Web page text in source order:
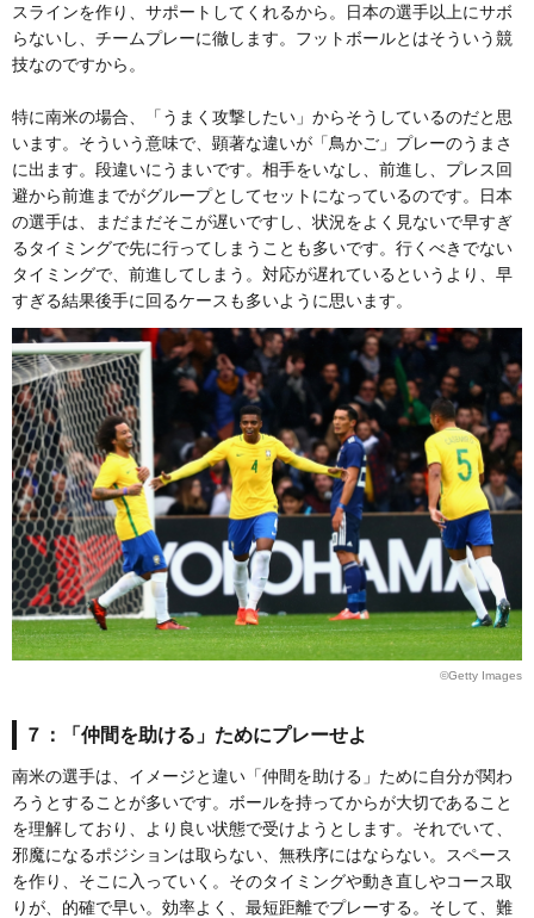
スラインを作り、サポートしてくれるから。日本の選手以上にサボ
らないし、チームプレーに徹します。フットボールとはそういう競
技なのですから。
特に南米の場合、「うまく攻撃したい」からそうしているのだと思
います。そういう意味で、顕著な違いが「鳥かご」プレーのうまさ
に出ます。段違いにうまいです。相手をいなし、前進し、プレス回
避から前進までがグループとしてセットになっているのです。日本
の選手は、まだまだそこが遅いですし、状況をよく見ないで早すぎ
るタイミングで先に行ってしまうことも多いです。行くべきでない
タイミングで、前進してしまう。対応が遅れているというより、早
すぎる結果後手に回るケースも多いように思います。
©Getty Images
７：「仲間を助ける」ためにプレーせよ
南米の選手は、イメージと違い「仲間を助ける」ために自分が関わ
ろうとすることが多いです。ボールを持ってからが大切であること
を理解しており、より良い状態で受けようとします。それでいて、
邪魔になるポジションは取らない、無秩序にはならない。スペース
を作り、そこに入っていく。そのタイミングや動き直しやコース取
りが、的確で早い。効率よく、最短距離でプレーする。そして、難